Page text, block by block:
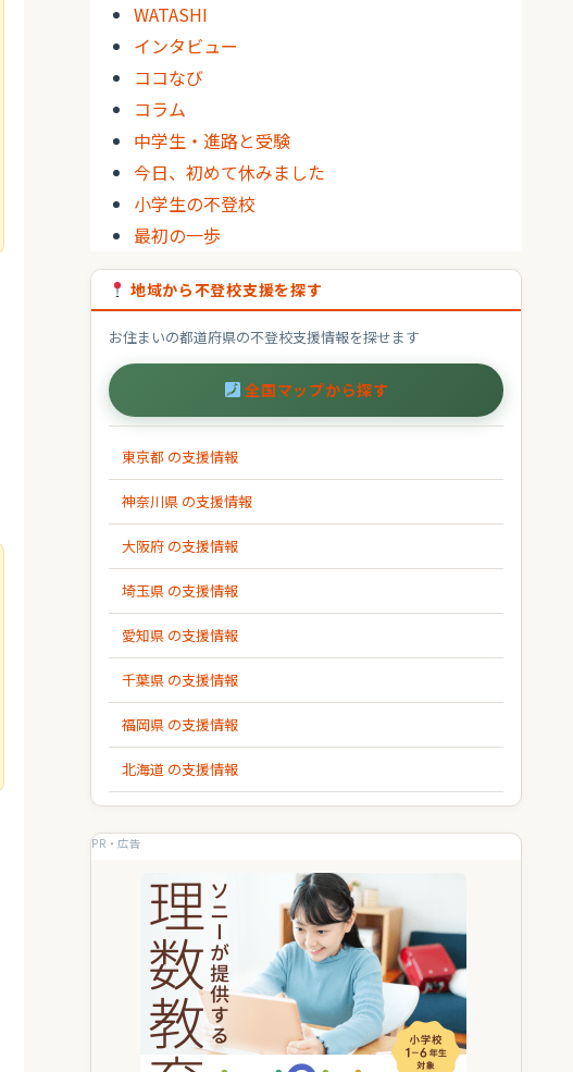
WATASHI
インタビュー
ココなび
コラム
中学生・進路と受験
今日、初めて休みました
小学生の不登校
最初の一歩
地域から不登校支援を探す
お住まいの都道府県の不登校支援情報を探せます
全国マップから探す
東京都 の支援情報
神奈川県 の支援情報
大阪府 の支援情報
埼玉県 の支援情報
愛知県 の支援情報
千葉県 の支援情報
福岡県 の支援情報
北海道 の支援情報
PR・広告